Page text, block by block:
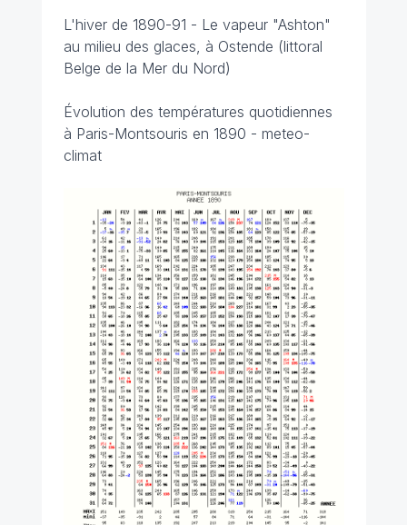
L'hiver de 1890-91 - Le vapeur "Ashton"
au milieu des glaces, à Ostende (littoral
Belge de la Mer du Nord)
Évolution des températures quotidiennes
à Paris-Montsouris en 1890 - meteo-
climat